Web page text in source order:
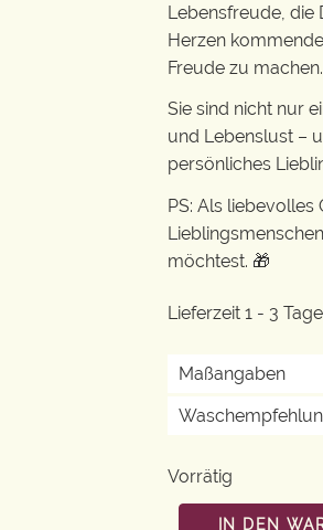
Lebensfreude, die
Herzen
Freude zu machen.
Sie sind nicht nur
und Lebenslust –
persönliches
PS: Als liebevolles
möchtest. 🎁
Lieferzeit 1 - 3
Maßangaben
Vorrätig
IN DEN